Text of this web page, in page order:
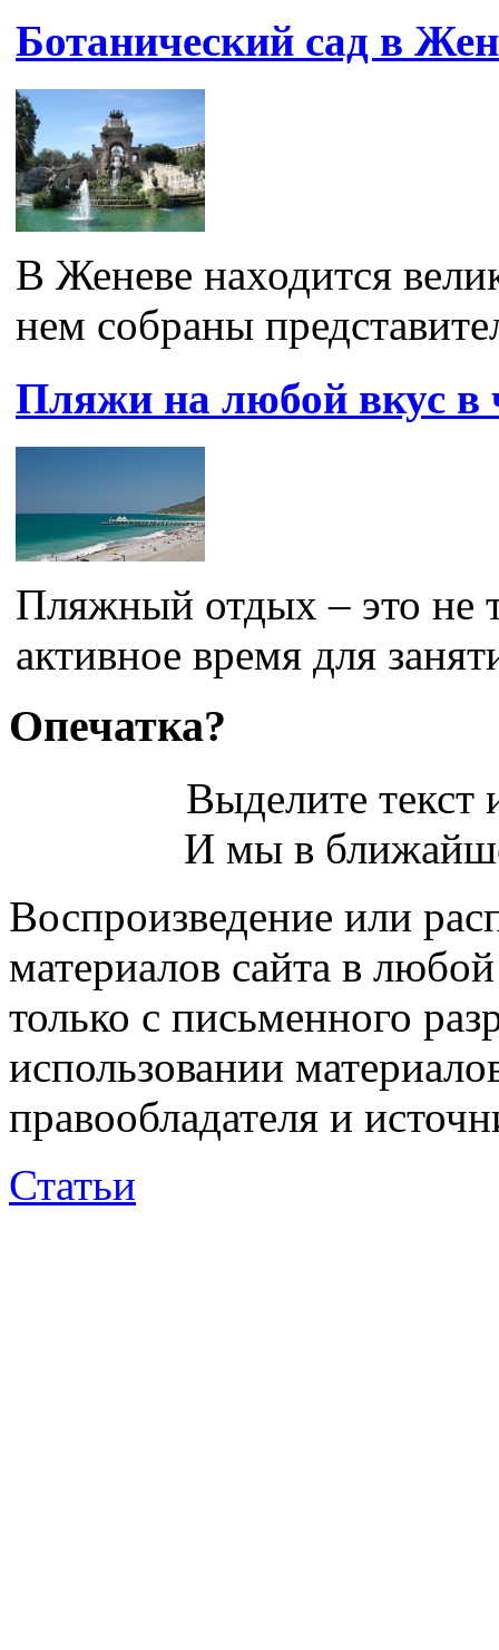
Ботанический сад в
В Женеве находится
нем собраны
Пляжи на любой вкус в
Пляжный отдых – это не
активное время для
Опечатка?
Выделите
И мы в
Воспроизведение или
материалов сайта в
только с письменного
использовании
правообладателя и
Статьи